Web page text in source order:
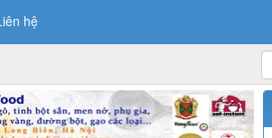
hệ